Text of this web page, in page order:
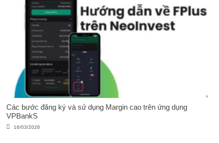
Các bước đăng ký và sử dụng Margin cao trên ứng dụng
VPBankS
16/03/2026